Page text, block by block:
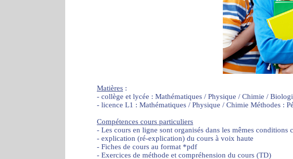
Matières :
- collège et lycée : Mathématiques / Physique / Chimie /
- licence L1 : Mathématiques / Physique / Chimie Méthodes :
Compétences cours particuliers
- Les cours en ligne sont organisés dans les mêmes conditions
- explication (ré-explication) du cours à voix haute
- Fiches de cours au format *pdf
- Exercices de méthode et compréhension du cours (TD)